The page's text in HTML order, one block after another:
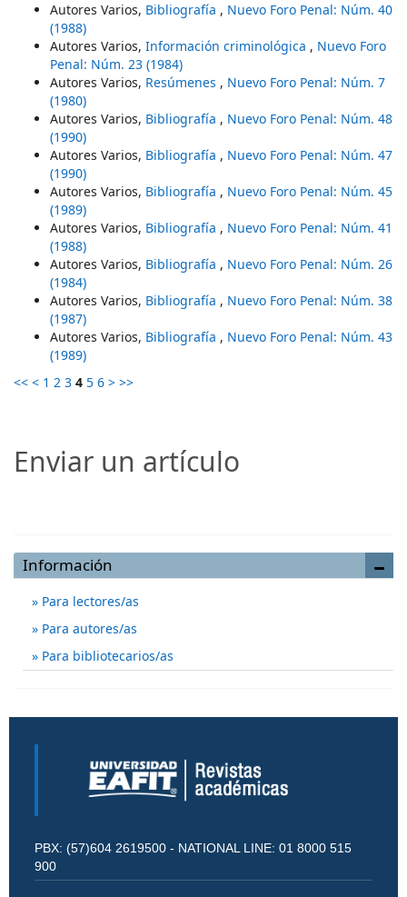
Autores Varios, Bibliografía , Nuevo Foro Penal: Núm. 40
(1988)
Autores Varios, Información criminológica , Nuevo Foro
Penal: Núm. 23 (1984)
Autores Varios, Resúmenes , Nuevo Foro Penal: Núm. 7
(1980)
Autores Varios, Bibliografía , Nuevo Foro Penal: Núm. 48
(1990)
Autores Varios, Bibliografía , Nuevo Foro Penal: Núm. 47
(1990)
Autores Varios, Bibliografía , Nuevo Foro Penal: Núm. 45
(1989)
Autores Varios, Bibliografía , Nuevo Foro Penal: Núm. 41
(1988)
Autores Varios, Bibliografía , Nuevo Foro Penal: Núm. 26
(1984)
Autores Varios, Bibliografía , Nuevo Foro Penal: Núm. 38
(1987)
Autores Varios, Bibliografía , Nuevo Foro Penal: Núm. 43
(1989)
<< < 1 2 3 4 5 6 > >>
Enviar un artículo
Información
Para lectores/as
Para autores/as
Para bibliotecarios/as
PBX: (57)604 2619500 - NATIONAL LINE: 01 8000 515
900